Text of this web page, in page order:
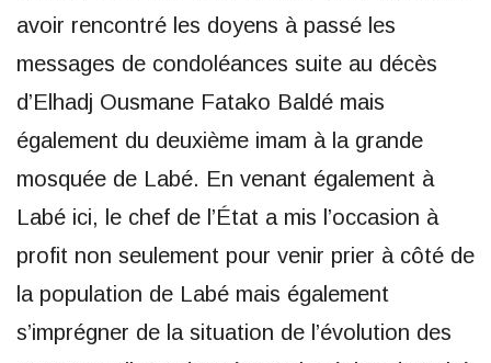
avoir rencontré les doyens à passé les
messages de condoléances suite au décès
d’Elhadj Ousmane Fatako Baldé mais
également du deuxième imam à la grande
mosquée de Labé. En venant également à
Labé ici, le chef de l’État a mis l’occasion à
profit non seulement pour venir prier à côté de
la population de Labé mais également
s’imprégner de la situation de l’évolution des